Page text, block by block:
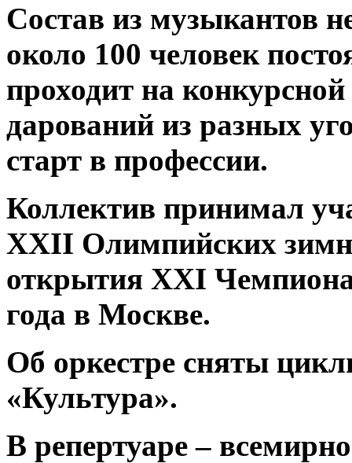
Состав из музыкантов
около 100 человек
проходит на
дарований из разных
старт в профессии.
Коллектив принимал
XXII Олимпийских
открытия XXI
года в Москве.
Об оркестре сняты
«Культура».
В репертуаре –